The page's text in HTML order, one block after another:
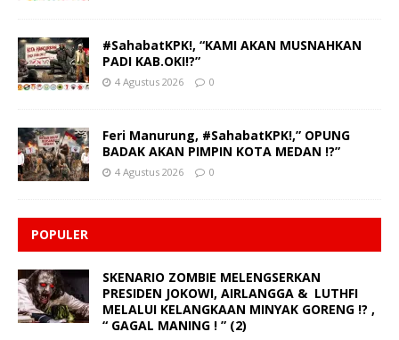
#SahabatKPK!, “KAMI AKAN MUSNAHKAN
PADI KAB.OKI!?”
4 Agustus 2026 0
Feri Manurung, #SahabatKPK!,” OPUNG
BADAK AKAN PIMPIN KOTA MEDAN !?”
4 Agustus 2026 0
POPULER
SKENARIO ZOMBIE MELENGSERKAN
PRESIDEN JOKOWI, AIRLANGGA & LUTHFI
MELALUI KELANGKAAN MINYAK GORENG !? ,
“ GAGAL MANING ! ” (2)